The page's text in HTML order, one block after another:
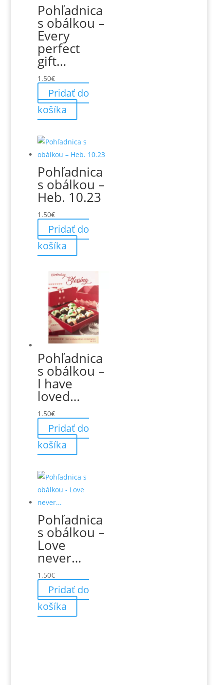
Pohľadnica
s obálkou –
Every
perfect
gift…
1.50€
Pridať do
košíka
Pohľadnica
s obálkou –
Heb. 10.23
1.50€
Pridať do
košíka
Pohľadnica
s obálkou –
I have
loved…
1.50€
Pridať do
košíka
Pohľadnica
s obálkou –
Love
never…
1.50€
Pridať do
košíka